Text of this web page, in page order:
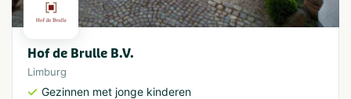
Hof de Brulle B.V.
Limburg
Gezinnen met jonge kinderen